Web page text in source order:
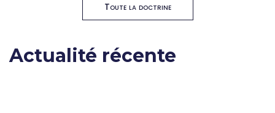
Toute la doctrine
Actualité récente